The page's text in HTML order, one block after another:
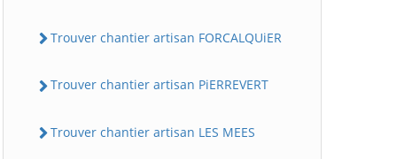
Trouver chantier artisan FORCALQUiER
Trouver chantier artisan PiERREVERT
Trouver chantier artisan LES MEES